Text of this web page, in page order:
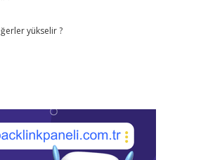
yükselir ?